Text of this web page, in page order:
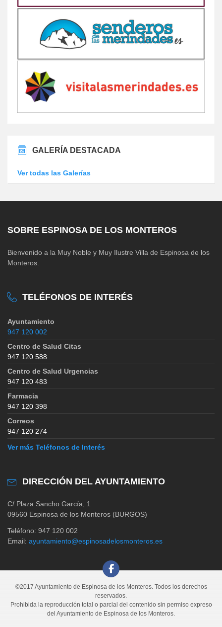
GALERÍA DESTACADA
Ver todas las Galerías
SOBRE ESPINOSA DE LOS MONTEROS
Bienvenido a la Muy Noble y Muy Ilustre Villa de Espinosa de los
Monteros.
TELÉFONOS DE INTERÉS
Ayuntamiento
947 120 002
Centro de Salud Citas
947 120 588
Centro de Salud Urgencias
947 120 483
Farmacia
947 120 398
Correos
947 120 274
Ver más Teléfonos de Interés
DIRECCIÓN DEL AYUNTAMIENTO
C/ Plaza Sancho García, 1
09560 Espinosa de los Monteros (BURGOS)
Teléfono: 947 120 002
Email: ayuntamiento@espinosadelosmonteros.es
©2017 Ayuntamiento de Espinosa de los Monteros. Todos los derechos
reservados.
Prohibida la reproducción total o parcial del contenido sin permiso expreso
del Ayuntamiento de Espinosa de los Monteros.